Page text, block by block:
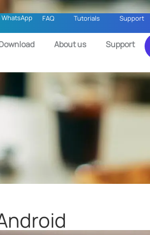
FAQ Tutorials Support
About us Support